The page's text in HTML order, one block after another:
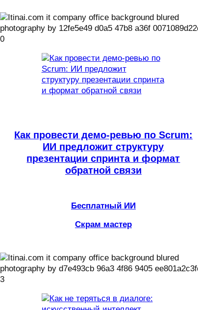
Как провести демо-ревью по Scrum:
ИИ предложит структуру
презентации спринта и формат
обратной связи
Бесплатный ИИ
Скрам мастер